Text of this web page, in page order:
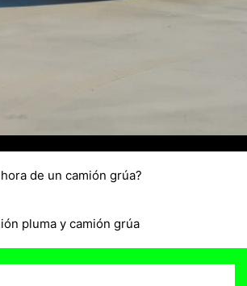
de un camión grúa?
pluma y camión grúa